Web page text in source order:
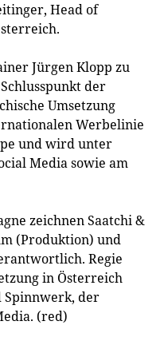
Head of
Jürgen Klopp zu
der
Umsetzung
Werbelinie
und wird unter
Media sowie am
zeichnen Saatchi &
(Produktion) und
Regie
in Österreich
Spinnwerk, der
(red)